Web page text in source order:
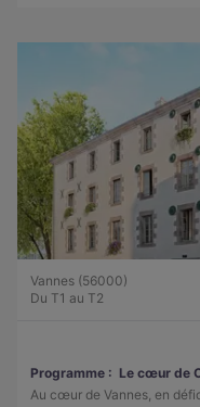
Vannes (56000)
Du T1 au T2
Programme : Le cœur de
Au cœur de Vannes, en